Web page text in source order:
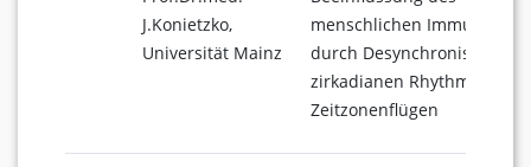
J.Konietzko,
Universität Mainz
menschlichen
durch Desynchronisation
zirkadianen Rhythmen bei
Zeitzonenflügen